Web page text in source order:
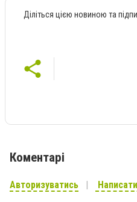
Діліться цією новиною та
Коментарі
Авторизуватись